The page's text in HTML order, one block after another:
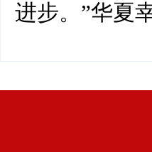
进步。”华夏